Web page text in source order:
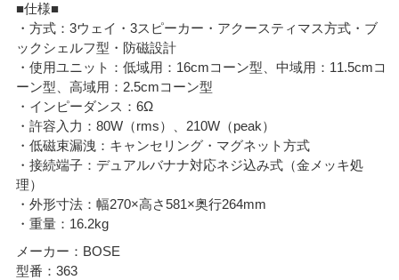
■仕様■
・方式：3ウェイ・3スピーカー・アクースティマス方式・ブ
ックシェルフ型・防磁設計
・使用ユニット：低域用：16cmコーン型、中域用：11.5cmコ
ーン型、高域用：2.5cmコーン型
・インピーダンス：6Ω
・許容入力：80W（rms）、210W（peak）
・低磁束漏洩：キャンセリング・マグネット方式
・接続端子：デュアルバナナ対応ネジ込み式（金メッキ処
理）
・外形寸法：幅270×高さ581×奥行264mm
・重量：16.2kg
メーカー：BOSE
型番：363